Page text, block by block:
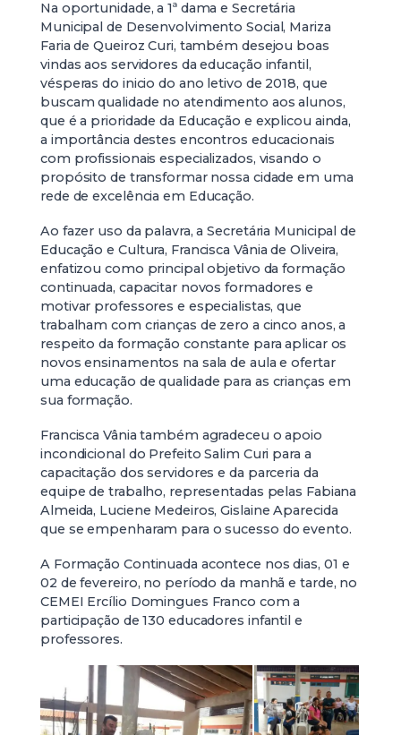
Na oportunidade, a 1ª dama e Secretária
Municipal de Desenvolvimento Social, Mariza
Faria de Queiroz Curi, também desejou boas
vindas aos servidores da educação infantil,
vésperas do inicio do ano letivo de 2018, que
buscam qualidade no atendimento aos alunos,
que é a prioridade da Educação e explicou ainda,
a importância destes encontros educacionais
com profissionais especializados, visando o
propósito de transformar nossa cidade em uma
rede de excelência em Educação.
Ao fazer uso da palavra, a Secretária Municipal de
Educação e Cultura, Francisca Vânia de Oliveira,
enfatizou como principal objetivo da formação
continuada, capacitar novos formadores e
motivar professores e especialistas, que
trabalham com crianças de zero a cinco anos, a
respeito da formação constante para aplicar os
novos ensinamentos na sala de aula e ofertar
uma educação de qualidade para as crianças em
sua formação.
Francisca Vânia também agradeceu o apoio
incondicional do Prefeito Salim Curi para a
capacitação dos servidores e da parceria da
equipe de trabalho, representadas pelas Fabiana
Almeida, Luciene Medeiros, Gislaine Aparecida
que se empenharam para o sucesso do evento.
A Formação Continuada acontece nos dias, 01 e
02 de fevereiro, no período da manhã e tarde, no
CEMEI Ercílio Domingues Franco com a
participação de 130 educadores infantil e
professores.